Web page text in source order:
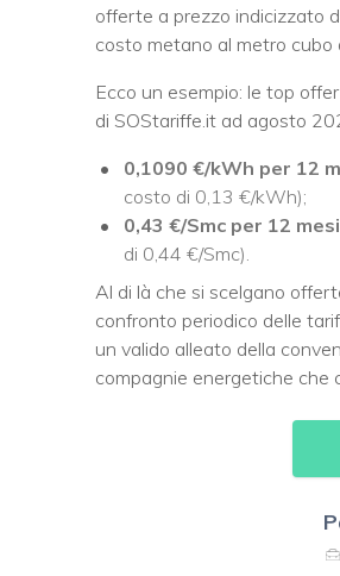
offerte a prezzo indicizzato
costo metano al metro cubo
Ecco un esempio: le top
di SOStariffe.it ad agosto
0,1090 €/kWh per 12
costo di 0,13 €/kWh);
0,43 €/Smc per 12 mesi
di 0,44 €/Smc).
Al di là che si scelgano
confronto periodico delle
un valido alleato della
compagnie energetiche che